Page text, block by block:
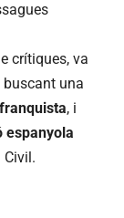
crítiques, va
buscant una
, i
espanyola
Civil.